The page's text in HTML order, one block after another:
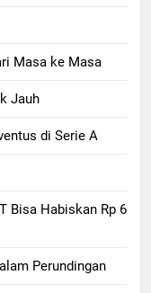
Masa ke Masa
Jauh
di Serie A
Bisa Habiskan Rp 6
Perundingan